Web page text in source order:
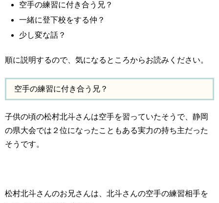
空手の練習に付き合う兄？
一緒に登下校をする仲？
少し変な話？
順に説明するので、気になるところからお読みください。
空手の練習に付き合う兄？
子供の頃の松村北斗さんは空手を習っていたそうで、静岡
の県大会では２位になったこともある実力の持ち主だった
そうです。
松村北斗さんのお兄さんは、北斗さんの空手の練習相手を